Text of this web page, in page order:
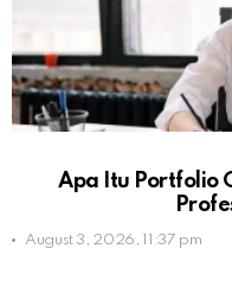
Apa Itu Portfolio
August 3, 2026, 11:37 pm